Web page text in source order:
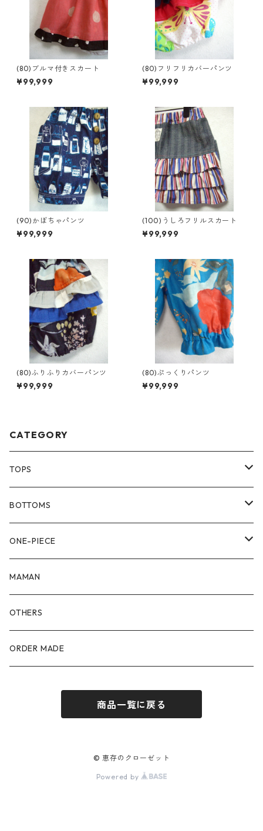
(80)ブルマ付きスカート
¥99,999
(80)フリフリカバーパンツ
¥99,999
(90)かぼちゃパンツ
¥99,999
(100)うしろフリルスカート
¥99,999
(80)ふりふりカバーパンツ
¥99,999
(80)ぷっくりパンツ
¥99,999
CATEGORY
TOPS
80size
90size
100size
110size
BOTTOMS
80size
90size
100size
110size
ONE-PIECE
80size
90size
100size
MAMAN
OTHERS
ORDER MADE
商品一覧に戻る
© 恵存のクローゼット
Powered by